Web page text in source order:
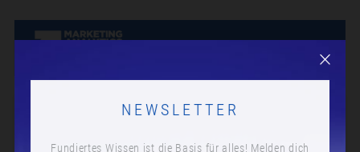
NEWSLETTER
Fundiertes Wissen ist die Basis für alles! Melden dich